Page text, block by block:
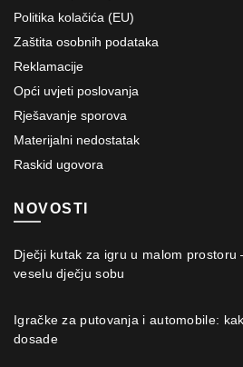
Politika kolačića (EU)
Zaštita osobnih podataka
Reklamacije
Opći uvjeti poslovanja
Rješavanje sporova
Materijalni nedostatak
Raskid ugovora
NOVOSTI
Dječji kutak za igru u malom prostoru
veselu dječju sobu
Igračke za putovanja i automobile:
dosade